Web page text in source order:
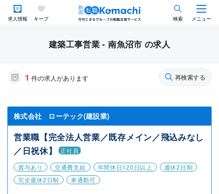
求人情報 キープ 検索 メニュー
建築工事営業 - 南魚沼市 の求人
1 件の求人があります 再検索する
株式会社 ローテック(建設業)
営業職【完全法人営業／既存メイン／飛込みなし
／日祝休】
正社員
賞与あり
交通費支給 年間休日120日以上
週休2日制
完全週休2日制
車通勤可